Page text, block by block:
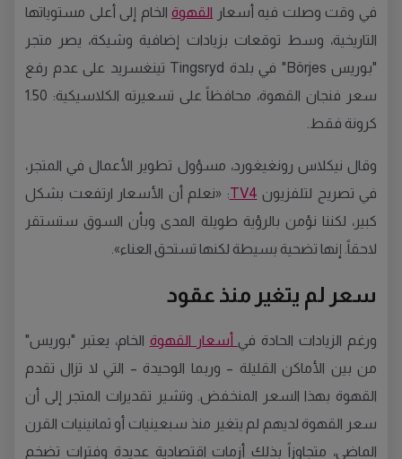
في وقت وصلت فيه أسعار القهوةالخام إلى أعلى مستوياتها
التاريخية، وسط توقعات بزيادات إضافية وشيكة، يصر متجر
"بوريس Börjes" في بلدة Tingsryd تينغسريد على عدم رفع
سعر فنجان القهوة، محافظاً على تسعيرته الكلاسيكية: 1.50
كرونة فقط.
وقال نيكلاس رونغيغورد، مسؤول تطوير الأعمال في المتجر،
في تصريح لتلفزيون TV4: «نعلم أن الأسعار ارتفعت بشكل
كبير، لكننا نؤمن بالرؤية طويلة المدى وبأن السوق ستستقر
لاحقاً. إنها تضحية بسيطة لكنها تستحق العناء».
سعر لم يتغير منذ عقود
ورغم الزيادات الحادة فيأسعار القهوة الخام، يعتبر "بوريس"
من بين الأماكن القليلة – وربما الوحيدة – التي لا تزال تقدم
القهوة بهذا السعر المنخفض. وتشير تقديرات المتجر إلى أن
سعر القهوة لديهم لم يتغير منذ سبعينيات أو ثمانينيات القرن
الماضي، متجاوزاً بذلك أزمات اقتصادية عديدة وفترات تضخم